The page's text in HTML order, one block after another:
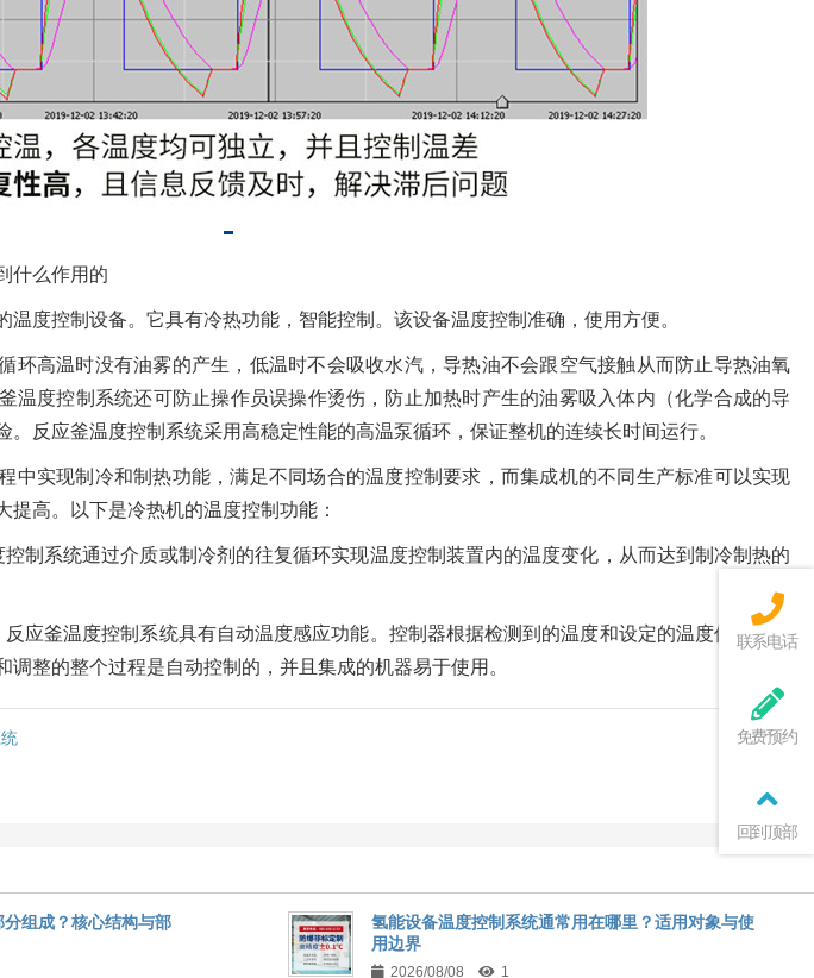
什么作用的
温度控制设备。它具有冷热功能，智能控制。该设备温度控制准确，使用方便。
环高温时没有油雾的产生，低温时不会吸收水汽，导热油不会跟空气接触从而防止导热油氧
温度控制系统还可防止操作员误操作烫伤，防止加热时产生的油雾吸入体内（化学合成的导
反应釜温度控制系统采用高稳定性能的高温泵循环，保证整机的连续长时间运行。
中实现制冷和制热功能，满足不同场合的温度控制要求，而集成机的不同生产标准可以实现
高。以下是冷热机的温度控制功能：
制系统通过介质或制冷剂的往复循环实现温度控制装置内的温度变化，从而达到制冷制热的
应釜温度控制系统具有自动温度感应功能。控制器根据检测到的温度和设定的温度值进行准
整的整个过程是自动控制的，并且集成的机器易于使用。
组成？核心结构与部
氢能设备温度控制系统通常用在哪里？适用对象与使
用边界
2026/08/08 1
联系电话
免费预约
回到顶部